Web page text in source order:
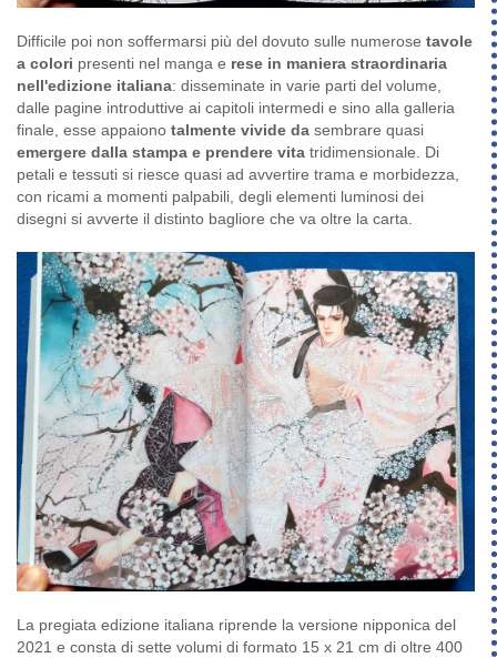
Difficile poi non soffermarsi più del dovuto sulle numerose tavole
a colori presenti nel manga e rese in maniera straordinaria
nell'edizione italiana: disseminate in varie parti del volume,
dalle pagine introduttive ai capitoli intermedi e sino alla galleria
finale, esse appaiono talmente vivide da sembrare quasi
emergere dalla stampa e prendere vita tridimensionale. Di
petali e tessuti si riesce quasi ad avvertire trama e morbidezza,
con ricami a momenti palpabili, degli elementi luminosi dei
disegni si avverte il distinto bagliore che va oltre la carta.
La pregiata edizione italiana riprende la versione nipponica del
2021 e consta di sette volumi di formato 15 x 21 cm di oltre 400